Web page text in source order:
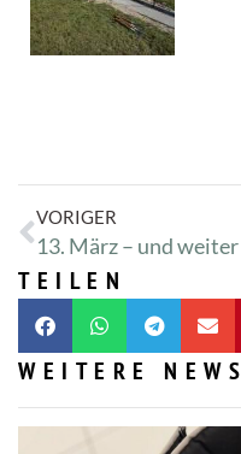
VORIGER
TEILEN
WEITERE NEWS